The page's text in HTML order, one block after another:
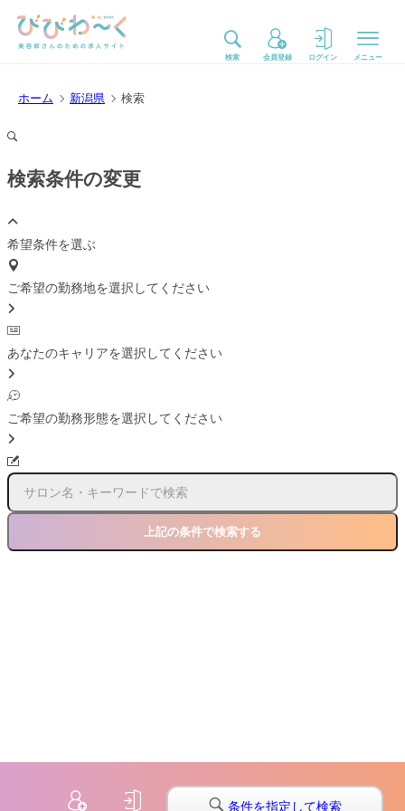
ホーム 新潟県 検索
検索条件の変更
希望条件を選ぶ
ご希望の勤務地を選択してください
あなたのキャリアを選択してください
ご希望の勤務形態を選択してください
上記の条件で検索する
© 2026 びびわーく
検索 会員登録 ログイン メニュー
条件を指定して検索